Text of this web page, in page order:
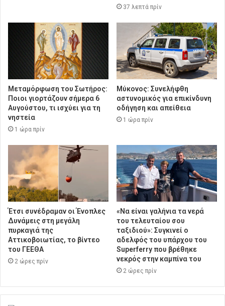
37 λεπτά πρίν
Μεταμόρφωση του Σωτήρος:
Ποιοι γιορτάζουν σήμερα 6
Αυγούστου, τι ισχύει για τη
νηστεία
1 ώρα πρίν
Μύκονος: Συνελήφθη
αστυνομικός για επικίνδυνη
οδήγηση και απείθεια
1 ώρα πρίν
Έτσι συνέδραμαν οι Ένοπλες
Δυνάμεις στη μεγάλη
πυρκαγιά της
Αττικοβοιωτίας, το βίντεο
του ΓΕΕΘΑ
2 ώρες πρίν
«Να είναι γαλήνια τα νερά
του τελευταίου σου
ταξιδιού»: Συγκινεί ο
αδελφός του υπάρχου του
Superferry που βρέθηκε
νεκρός στην καμπίνα του
2 ώρες πρίν